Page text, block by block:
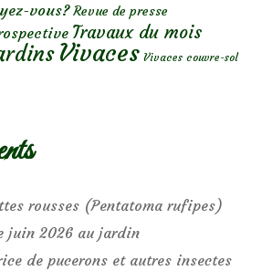
vous? Revue de presse
Travaux du mois
Vivaces Vivaces couvre-sol
rousses (Pentatoma rufipes)
juin 2026 au jardin
de pucerons et autres insectes